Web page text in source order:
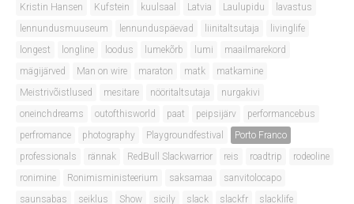
Kristin Hansen
Kufstein kuulsaal Latvia Laulupidu
lavastus
lennundusmuuseum
lennunduspäevad liinitaltsutaja
livinglife
longest
longline loodus lumekõrb lumi
maailmarekord
mägijärved
Man on wire maraton matk
matkamine
Meistrivõistlused
mesitare nööritaltsutaja
nurgakivi
oneinchdreams
outofthisworld paat peipsijärv
performancebus
perfromance
photography Playgroundfestival
Porto Franco
professionals
rännak RedBull Slackwarrior reis roadtrip
rodeoline
ronimine
Ronimisministeerium saksamaa
sanvitolocapo
saunsabas
seiklus Show sicily slack slackfr
slacklife